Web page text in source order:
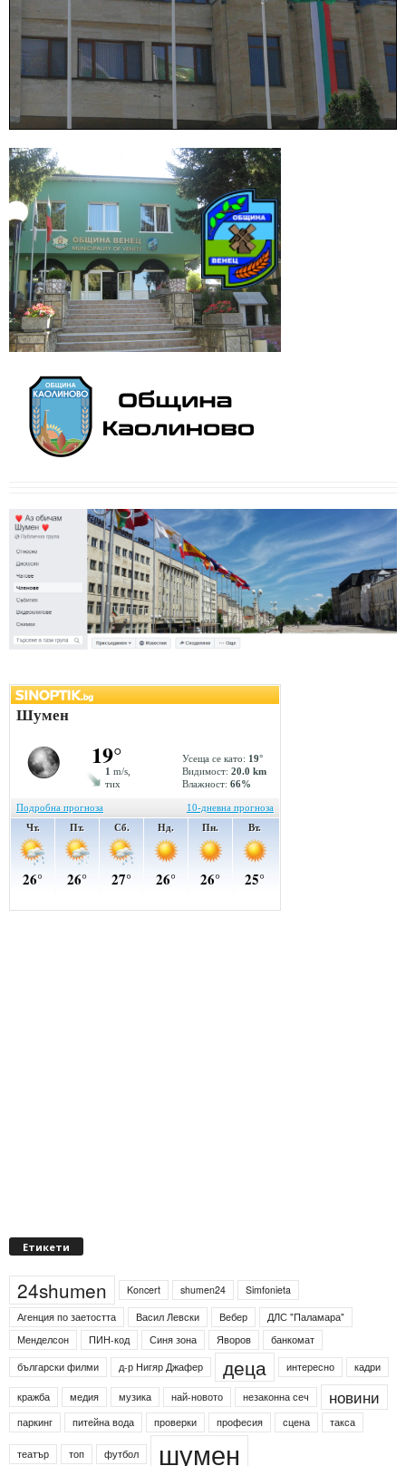
Етикети
24shumen Koncert shumen24
Simfonieta
Агенция по заетостта
Васил Левски Вебер
ДЛС "Паламара"
Менделсон
ПИН-код Синя зона Яворов
банкомат
български филми
д-р Нигяр Джафер деца интересно кадри
кражба медия музика най-новото незаконна сеч новини
паркинг питейна вода проверки професия сцена такса
театър топ футбол шумен